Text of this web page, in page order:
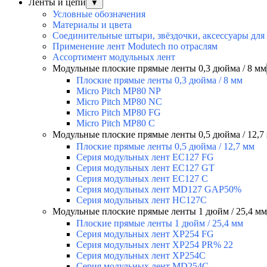
Ленты и цепи
▼
Условные обозначения
Материалы и цвета
Соединительные штыри, звёздочки, аксессуары для
Применение лент Modutech по отраслям
Ассортимент модульных лент
Модульные плоские прямые ленты 0,3 дюйма / 8 мм
Плоские прямые ленты 0,3 дюйма / 8 мм
Micro Pitch MP80 NP
Micro Pitch MP80 NС
Micro Pitch MP80 FG
Micro Pitch MP80 С
Модульные плоские прямые ленты 0,5 дюйма /
Плоские прямые ленты 0,5 дюйма / 12,7 мм
Серия модульных лент EC127 FG
Серия модульных лент EC127 GT
Серия модульных лент EC127 С
Серия модульных лент MD127 GAP50%
Серия модульных лент HC127C
Модульные плоские прямые ленты 1 дюйм / 25,4 мм
Плоские прямые ленты 1 дюйм / 25,4 мм
Серия модульных лент XP254 FG
Серия модульных лент XP254 PR% 22
Серия модульных лент XP254C